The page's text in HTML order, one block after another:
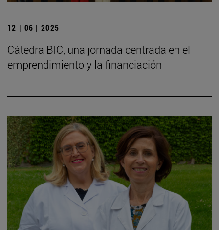
12 | 06 | 2025
Cátedra BIC, una jornada centrada en el
emprendimiento y la financiación